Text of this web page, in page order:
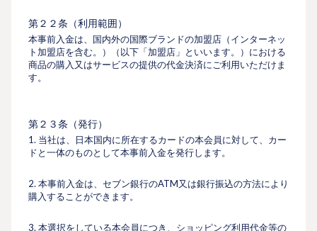
第２２条（利用範囲）
本事前入金は、国内外の国際ブランドの加盟店（インターネッ
ト加盟店を含む。）（以下「加盟店」といいます。）における
商品の購入又はサービスの提供の代金決済にご利用いただけま
す。
第２３条（発行）
1. 当社は、日本国内に所在するカードの本会員に対して、カー
ドと一体のものとして本事前入金を発行します。
2. 本事前入金は、セブン銀行のATM又は銀行振込の方法により
購入することができます。
3. 本選択をしている本会員につき、ショッピング利用代金等の